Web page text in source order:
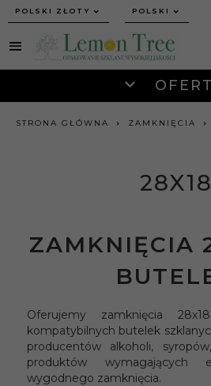
currency_h
POLSKI ZŁOTY POLSKI
STRONA GŁÓWNA ZAMKNIĘCIA
28X18
ZAMKNIĘCIA
Oferujemy zamknięcia
kompatybilnych butelek
producentów alkoholi,
produktów wymagających
wygodnego zamknięcia.